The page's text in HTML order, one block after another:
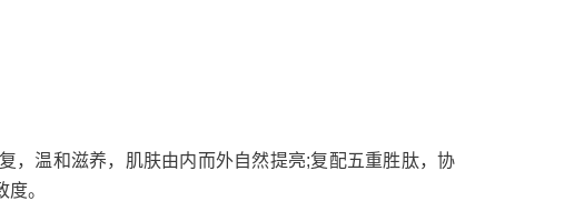
温和滋养，肌肤由内而外自然提亮;复配五重胜肽，协
。